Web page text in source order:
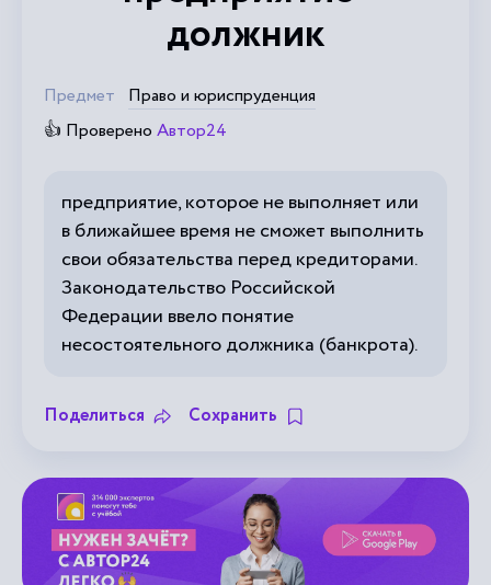
должник
Предмет
Право и юриспруденция
👍 Проверено Автор24
предприятие, которое не выполняет или
в ближайшее время не сможет выполнить
свои обязательства перед кредиторами.
Законодательство Российской
Федерации ввело понятие
несостоятельного должника (банкрота).
Поделиться Сохранить